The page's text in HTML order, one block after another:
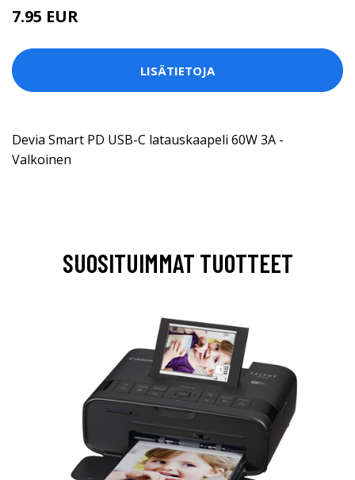
7.95 EUR
LISÄTIETOJA
Devia Smart PD USB-C latauskaapeli 60W 3A -
Valkoinen
SUOSITUIMMAT TUOTTEET